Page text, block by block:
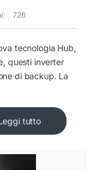
726
tecnologia Hub,
questi inverter
di backup. La
tutto